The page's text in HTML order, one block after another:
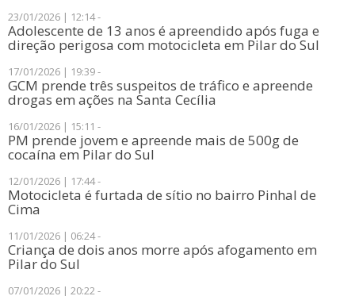
23/01/2026 | 12:14 -
Adolescente de 13 anos é apreendido após fuga e
direção perigosa com motocicleta em Pilar do Sul
17/01/2026 | 19:39 -
GCM prende três suspeitos de tráfico e apreende
drogas em ações na Santa Cecília
16/01/2026 | 15:11 -
PM prende jovem e apreende mais de 500g de
cocaína em Pilar do Sul
12/01/2026 | 17:44 -
Motocicleta é furtada de sítio no bairro Pinhal de
Cima
11/01/2026 | 06:24 -
​Criança de dois anos morre após afogamento em
Pilar do Sul
07/01/2026 | 20:22 -